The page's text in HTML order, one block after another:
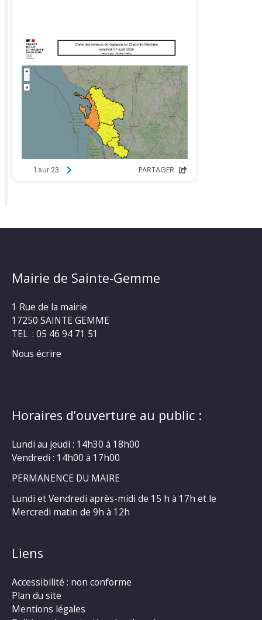
Mairie de Sainte-Gemme
1 Rue de la mairie
17250 SAINTE GEMME
TEL : 05 46 94 71 51
Nous écrire
Horaires d’ouverture au public :
Lundi au jeudi : 14h30 à 18h00
Vendredi : 14h00 à 17h00
PERMANENCE DU MAIRE
Lundi et Vendredi après-midi de 15 h à 17h et le
Mercredi matin de 9h à 12h
Liens
Accessibilité : non conforme
Plan du site
Mentions légales